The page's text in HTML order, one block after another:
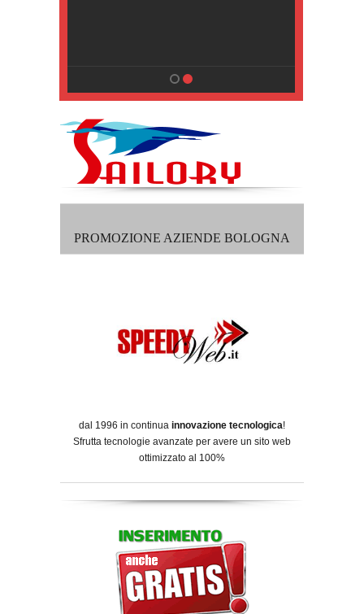
PROMOZIONE AZIENDE BOLOGNA
dal 1996 in continua innovazione tecnologica!
Sfrutta tecnologie avanzate per avere un sito web
ottimizzato al 100%